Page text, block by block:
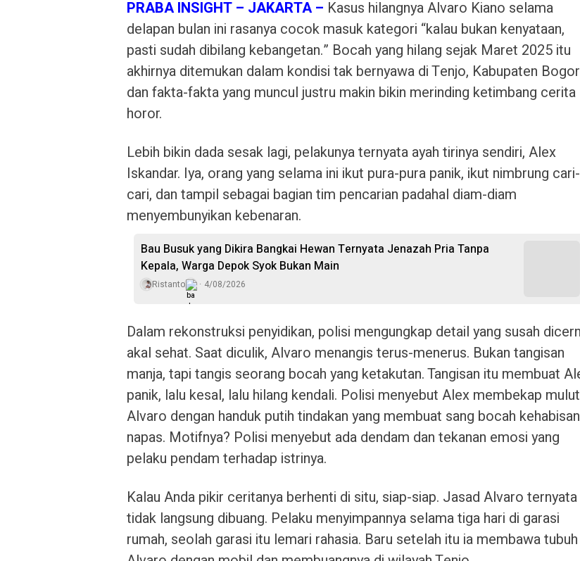
PRABA INSIGHT – JAKARTA – Kasus hilangnya Alvaro Kiano selama
delapan bulan ini rasanya cocok masuk kategori “kalau bukan kenyataan,
pasti sudah dibilang kebangetan.” Bocah yang hilang sejak Maret 2025 itu
akhirnya ditemukan dalam kondisi tak bernyawa di Tenjo, Kabupaten Bogor
dan fakta-fakta yang muncul justru makin bikin merinding ketimbang cerita
horor.
Lebih bikin dada sesak lagi, pelakunya ternyata ayah tirinya sendiri, Alex
Iskandar. Iya, orang yang selama ini ikut pura-pura panik, ikut nimbrung cari-
cari, dan tampil sebagai bagian tim pencarian padahal diam-diam
menyembunyikan kebenaran.
Bau Busuk yang Dikira Bangkai Hewan Ternyata Jenazah Pria Tanpa
Kepala, Warga Depok Syok Bukan Main
Ristanto 4/08/2026
Dalam rekonstruksi penyidikan, polisi mengungkap detail yang susah
akal sehat. Saat diculik, Alvaro menangis terus-menerus. Bukan tangisan
manja, tapi tangis seorang bocah yang ketakutan. Tangisan itu membuat
panik, lalu kesal, lalu hilang kendali. Polisi menyebut Alex membekap mulut
Alvaro dengan handuk putih tindakan yang membuat sang bocah kehabisan
napas. Motifnya? Polisi menyebut ada dendam dan tekanan emosi yang
pelaku pendam terhadap istrinya.
Kalau Anda pikir ceritanya berhenti di situ, siap-siap. Jasad Alvaro ternyata
tidak langsung dibuang. Pelaku menyimpannya selama tiga hari di garasi
rumah, seolah garasi itu lemari rahasia. Baru setelah itu ia membawa tubuh